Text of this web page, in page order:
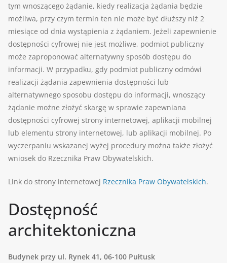
tym wnoszącego żądanie, kiedy realizacja żądania będzie
możliwa, przy czym termin ten nie może być dłuższy niż 2
miesiące od dnia wystąpienia z żądaniem. Jeżeli zapewnienie
dostępności cyfrowej nie jest możliwe, podmiot publiczny
może zaproponować alternatywny sposób dostępu do
informacji. W przypadku, gdy podmiot publiczny odmówi
realizacji żądania zapewnienia dostępności lub
alternatywnego sposobu dostępu do informacji, wnoszący
żądanie możne złożyć skargę w sprawie zapewniana
dostępności cyfrowej strony internetowej, aplikacji mobilnej
lub elementu strony internetowej, lub aplikacji mobilnej. Po
wyczerpaniu wskazanej wyżej procedury można także złożyć
wniosek do Rzecznika Praw Obywatelskich.
Link do strony internetowej Rzecznika Praw Obywatelskich.
Dostępność
architektoniczna
Budynek przy ul. Rynek 41, 06-100 Pułtusk